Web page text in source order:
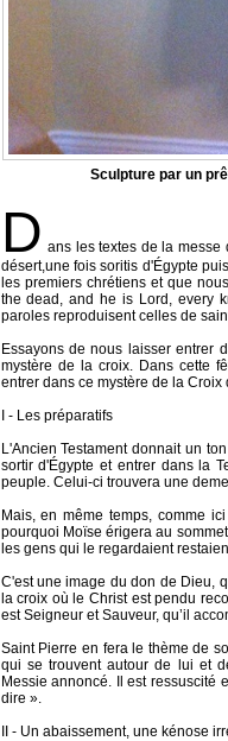
Sculpture par un
D ans les textes de la
désert,une fois soritis d'Égypte
les premiers chrétiens et que
the dead, and he is Lord, every
paroles reproduisent celles de
Essayons de nous laisser entrer
mystère de la croix. Dans cette
entrer dans ce mystère de la
I - Les préparatifs
L'Ancien Testament donnait un
sortir d'Égypte et entrer dans la
peuple. Celui-ci trouvera une
Mais, en même temps, comme
pourquoi Moïse érigera au
les gens qui le regardaient
C'est une image du don de Dieu,
la croix où le Christ est pendu
est Seigneur et Sauveur, qu’il
Saint Pierre en fera le thème de
qui se trouvent autour de lui et
Messie annoncé. Il est ressuscité
dire ».
II - Un abaissement, une kénose